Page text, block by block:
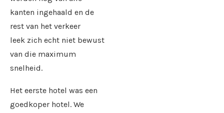
kanten ingehaald en de
rest van het verkeer
leek zich echt niet bewust
van die maximum
snelheid.
Het eerste hotel was een
goedkoper hotel. We